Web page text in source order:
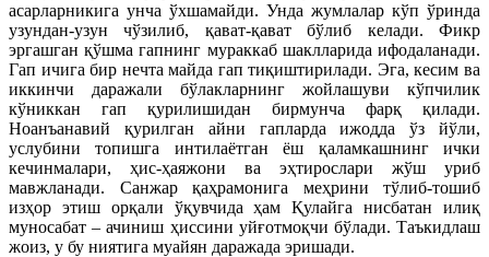
асарларникига унча ўхшамайди. Унда жумлалар кўп ўринда
узундан-узун чўзилиб, қават-қават бўлиб келади. Фикр
эргашган қўшма гапнинг мураккаб шаклларида ифодаланади.
Гап ичига бир нечта майда гап тиқиштирилади. Эга, кесим ва
иккинчи даражали бўлакларнинг жойлашуви кўпчилик
кўниккан гап қурилишидан бирмунча фарқ қилади.
Ноанъанавий қурилган айни гапларда ижодда ўз йўли,
услубини топишга интилаётган ёш қаламкашнинг ички
кечинмалари, ҳис-ҳаяжони ва эҳтирослари жўш уриб
мавжланади. Санжар қаҳрамонига меҳрини тўлиб-тошиб
изҳор этиш орқали ўқувчида ҳам Қулайга нисбатан илиқ
муносабат – ачиниш ҳиссини уйғотмоқчи бўлади. Таъкидлаш
жоиз, у бу ниятига муайян даражада эришади.